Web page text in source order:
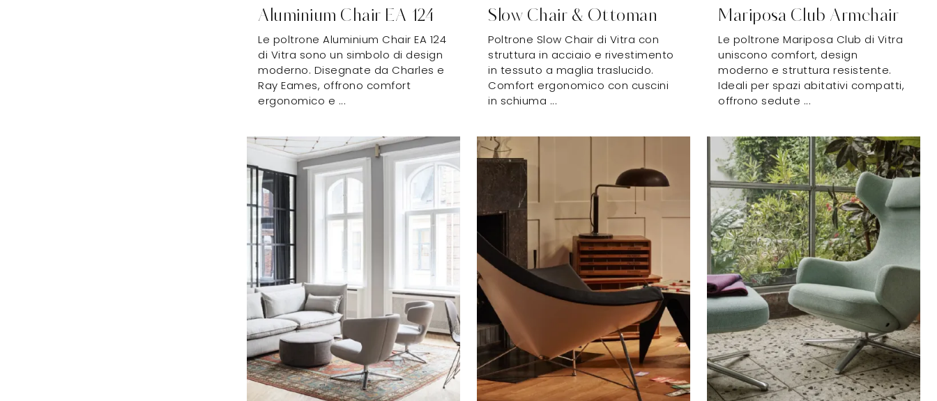
Aluminium Chair EA 124
Le poltrone Aluminium Chair EA 124
di Vitra sono un simbolo di design
moderno. Disegnate da Charles e
Ray Eames, offrono comfort
ergonomico e ...
Slow Chair & Ottoman
Poltrone Slow Chair di Vitra con
struttura in acciaio e rivestimento
in tessuto a maglia traslucido.
Comfort ergonomico con cuscini
in schiuma ...
Mariposa Club Armchair
Le poltrone Mariposa Club di Vitra
uniscono comfort, design
moderno e struttura resistente.
Ideali per spazi abitativi compatti,
offrono sedute ...